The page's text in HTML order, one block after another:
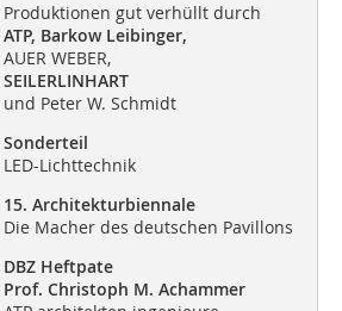
Produktionen gut verhüllt durch
ATP, Barkow Leibinger,
AUER WEBER,
SEILERLINHART
und Peter W. Schmidt
Sonderteil
LED-Lichttechnik
15. Architekturbiennale
Die Macher des deutschen Pavillons
DBZ Heftpate
Prof. Christoph M. Achammer